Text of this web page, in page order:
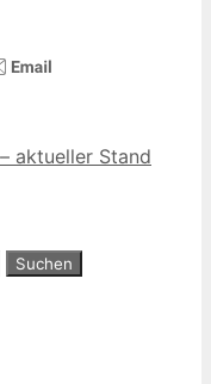
aktueller Stand